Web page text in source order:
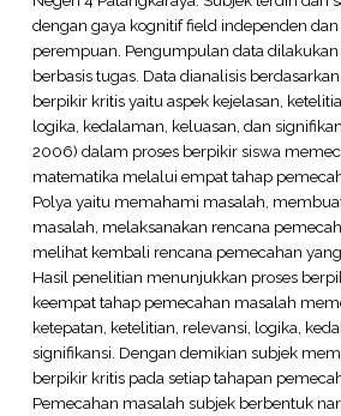
dengan gaya kognitif field independen
perempuan. Pengumpulan data
berbasis tugas. Data dianalisis
berpikir kritis yaitu aspek kejelasan,
logika, kedalaman, keluasan, dan
2006) dalam proses berpikir siswa
matematika melalui empat tahap
Polya yaitu memahami masalah,
masalah, melaksanakan rencana
melihat kembali rencana pemecahan
Hasil penelitian menunjukkan proses
keempat tahap pemecahan masalah
ketepatan, ketelitian, relevansi, logika,
signifikansi. Dengan demikian subjek
berpikir kritis pada setiap tahapan
Pemecahan masalah subjek berbentuk